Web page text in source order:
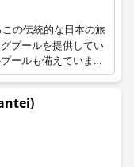
の伝統的な日本の旅
プールを提供してい
ールも備えていま